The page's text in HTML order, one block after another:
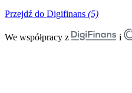
Przejdź do Digifinans (5)
We współpracy z i